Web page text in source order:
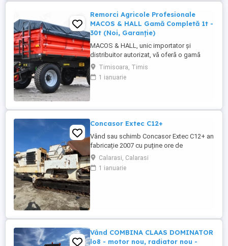
Remorci Agricole Profesionale
MACOS & HALL Gamă Completă 1t -
30t (Noi, Garanție)
MACOS & HALL, unic importator și
distribuitor autorizat, vă oferă o gamă
variată de remorci agricole și tehnologice,
special concepute pentru a răspunde
nevoilor fermierilor moderni. Toate
durabilitate și performanță maximă în
Timisoara, Timis
1 ianuarie
Concasor Extec C12+
Vând sau schimb Concasor Extec C12+ an
fabricație 2007 cu puține ore de
funcționare.
Calarasi, Calarasi
1 ianuarie
Vând COMBINA CLAAS DOMINATOR
lo8 - motor nou, radiator nou -